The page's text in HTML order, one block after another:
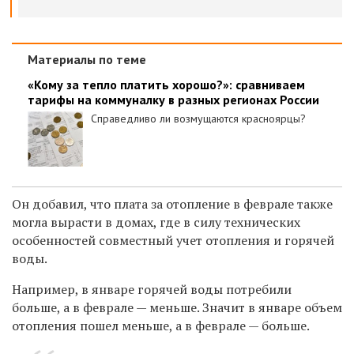
Материалы по теме
«Кому за тепло платить хорошо?»: сравниваем
тарифы на коммуналку в разных регионах России
Справедливо ли возмущаются красноярцы?
Он добавил, что плата за отопление в феврале также
могла вырасти в домах, где в силу технических
особенностей совместный учет отопления и горячей
воды.
Например, в январе горячей воды потребили
больше, а в феврале — меньше. Значит в январе объем
отопления пошел меньше, а в феврале — больше.